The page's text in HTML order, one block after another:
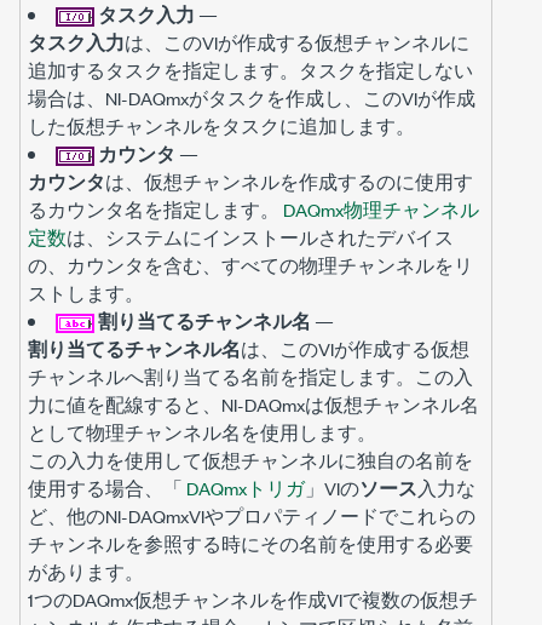
タスク入力 —
タスク入力は、このVIが作成する仮想チャンネルに
追加するタスクを指定します。タスクを指定しない
場合は、NI-DAQmxがタスクを作成し、このVIが作成
した仮想チャンネルをタスクに追加します。
カウンタ —
カウンタは、仮想チャンネルを作成するのに使用す
るカウンタ名を指定します。
DAQmx物理チャンネル
定数は、システムにインストールされたデバイス
の、カウンタを含む、すべての物理チャンネルをリ
ストします。
割り当てるチャンネル名 —
割り当てるチャンネル名は、このVIが作成する仮想
チャンネルへ割り当てる名前を指定します。この入
力に値を配線すると、NI-DAQmxは仮想チャンネル名
として物理チャンネル名を使用します。
この入力を使用して仮想チャンネルに独自の名前を
使用する場合、「 DAQmxトリガ」VIのソース入力な
ど、他のNI-DAQmxVIやプロパティノードでこれらの
チャンネルを参照する時にその名前を使用する必要
があります。
1つのDAQmx仮想チャンネルを作成VIで複数の仮想チ